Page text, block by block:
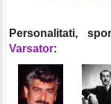
Personalitati,
Varsator: